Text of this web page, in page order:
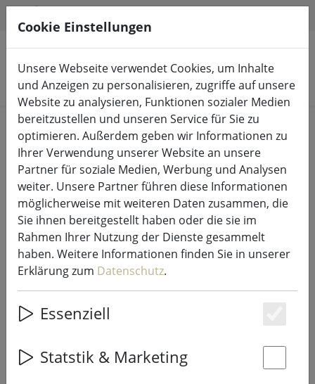
Produkte suchen
Start LED-Kerzen Indoor & Outdoor
SmartFlame LED Kerze Echtwachs
10x23 cm elfenbein fernbedienbar
glatt
Cookie Einstellungen
Unsere Webseite verwendet Cookies, um Inhalte
und Anzeigen zu personalisieren, zugriffe auf unsere
Website zu analysieren, Funktionen sozialer Medien
bereitzustellen und unseren Service für Sie zu
optimieren. Außerdem geben wir Informationen zu
Ihrer Verwendung unserer Website an unsere
Partner für soziale Medien, Werbung und Analysen
weiter. Unsere Partner führen diese Informationen
möglicherweise mit weiteren Daten zusammen, die
Sie ihnen bereitgestellt haben oder die sie im
Rahmen Ihrer Nutzung der Dienste gesammelt
haben. Weitere Informationen finden Sie in unserer
Erklärung zum Datenschutz.
Essenziell
Statstik & Marketing